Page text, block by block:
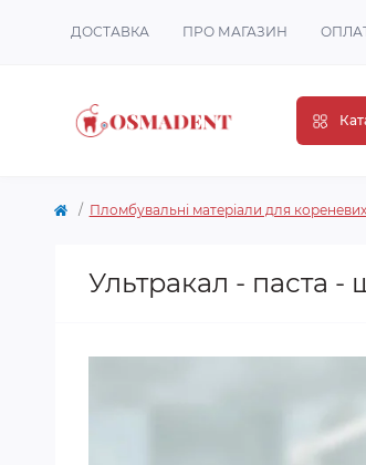
ДОСТАВКА ПРО МАГАЗИН
Пломбувальні матеріали для
Ультракал - паста -